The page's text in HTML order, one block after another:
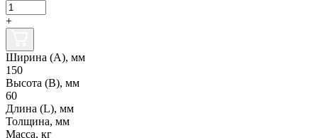
+
Ширина (А), мм
150
Высота (В), мм
60
Длина (L), мм
Толщина, мм
Масса, кг